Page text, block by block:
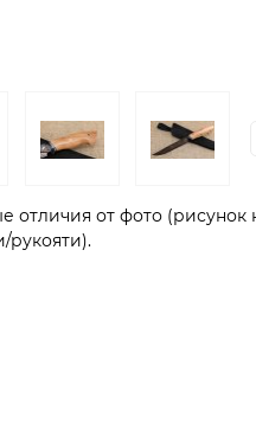
отличия от фото (рисунок
рукояти).